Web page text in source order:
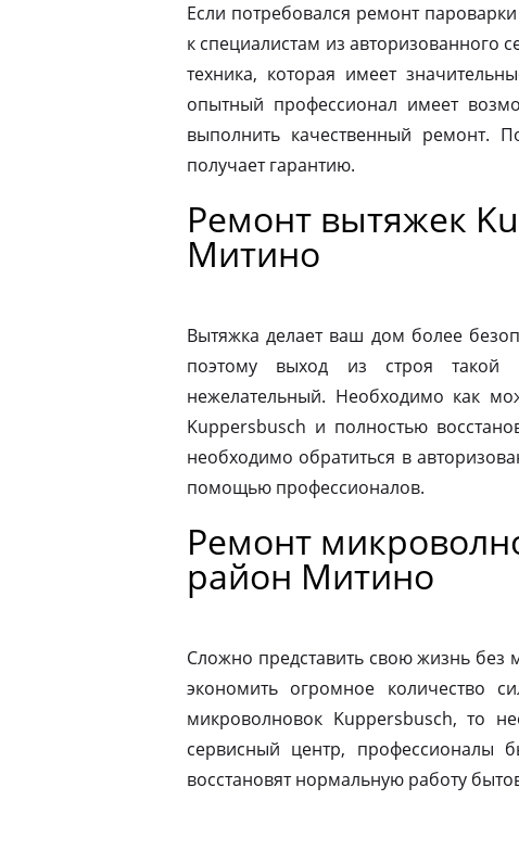
Если потребовался ремонт
к специалистам из авторизованного
техника, которая имеет
опытный профессионал имеет
выполнить качественный ремонт.
получает гарантию.
Ремонт вытяжек
Митино
Вытяжка делает ваш дом более
поэтому выход из строя такой
нежелательный. Необходимо как
Kuppersbusch и полностью
необходимо обратиться в
помощью профессионалов.
Ремонт
район Митино
Сложно представить свою жизнь без
экономить огромное количество
микроволновок Kuppersbusch, то
сервисный центр, профессионалы
восстановят нормальную работу